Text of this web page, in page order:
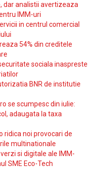
dar analistii avertizeaza
IMM-uri
in centrul comercial
54% din creditele
sociala inaspreste
BNR de institutie
se scumpesc din iulie:
adaugata la taxa
ridica noi provocari de
multinationale
si digitale ale IMM-
SME Eco-Tech